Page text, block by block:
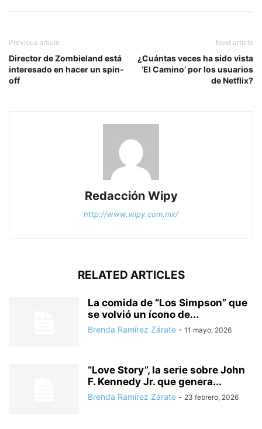
Previous article
Director de Zombieland está
interesado en hacer un spin-
off
Next article
¿Cuántas veces ha sido vista
‘El Camino’ por los usuarios
de Netflix?
Redacción Wipy
http://www.wipy.com.mx/
RELATED ARTICLES
La comida de “Los Simpson” que
se volvió un ícono de...
Brenda Ramírez Zárate - 11 mayo, 2026
“Love Story”, la serie sobre John
F. Kennedy Jr. que genera...
Brenda Ramírez Zárate - 23 febrero, 2026